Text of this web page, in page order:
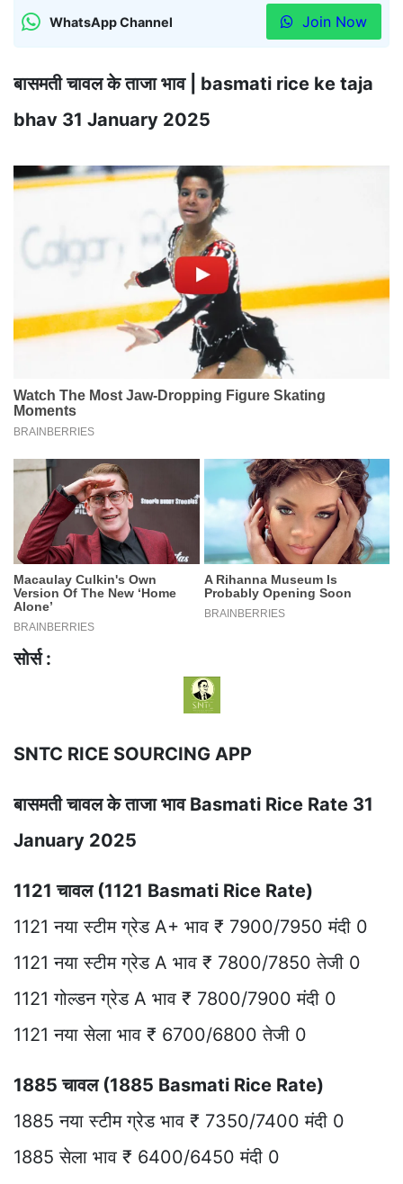
WhatsApp Channel Join Now
बासमती चावल के ताजा भाव | basmati rice ke taja
bhav 31 January 2025
सोर्स :
SNTC RICE SOURCING APP
बासमती चावल के ताजा भाव Basmati Rice Rate 31
January 2025
1121 चावल (1121 Basmati Rice Rate)
1121 नया स्टीम ग्रेड A+ भाव ₹ 7900/7950 मंदी 0
1121 नया स्टीम ग्रेड A भाव ₹ 7800/7850 तेजी 0
1121 गोल्डन ग्रेड A भाव ₹ 7800/7900 मंदी 0
1121 नया सेला भाव ₹ 6700/6800 तेजी 0
1885 चावल (1885 Basmati Rice Rate)
1885 नया स्टीम ग्रेड भाव ₹ 7350/7400 मंदी 0
1885 सेला भाव ₹ 6400/6450 मंदी 0